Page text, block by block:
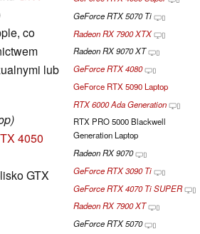
co
lub
4050
GTX
GeForce RTX 5070 Ti
Radeon RX 7900 XTX
Radeon RX 9070 XT
GeForce RTX 4080
GeForce RTX 5090 Laptop
RTX 6000 Ada Generation
RTX PRO 5000 Blackwell
Generation Laptop
Radeon RX 9070
GeForce RTX 3090 Ti
GeForce RTX 4070 Ti SUPER
Radeon RX 7900 XT
GeForce RTX 5070